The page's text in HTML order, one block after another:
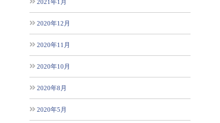
2021年1月
2020年12月
2020年11月
2020年10月
2020年8月
2020年5月